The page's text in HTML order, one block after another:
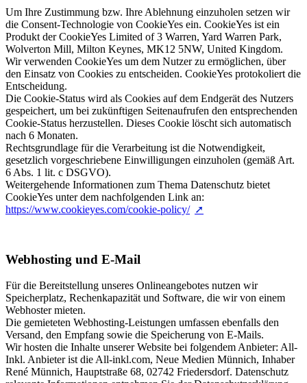
Um Ihre Zustimmung bzw. Ihre Ablehnung einzuholen setzen wir
die Consent-Technologie von CookieYes ein. CookieYes ist ein
Produkt der CookieYes Limited of 3 Warren, Yard Warren Park,
Wolverton Mill, Milton Keynes, MK12 5NW, United Kingdom.
Wir verwenden CookieYes um dem Nutzer zu ermöglichen, über
den Einsatz von Cookies zu entscheiden. CookieYes protokoliert die
Entscheidung.
Die Cookie-Status wird als Cookies auf dem Endgerät des Nutzers
gespeichert, um bei zukünftigen Seitenaufrufen den entsprechenden
Cookie-Status herzustellen. Dieses Cookie löscht sich automatisch
nach 6 Monaten.
Rechtsgrundlage für die Verarbeitung ist die Notwendigkeit,
gesetzlich vorgeschriebene Einwilligungen einzuholen (gemäß Art.
6 Abs. 1 lit. c DSGVO).
Weitergehende Informationen zum Thema Datenschutz bietet
CookieYes unter dem nachfolgenden Link an:
https://www.cookieyes.com/cookie-policy/
Webhosting und E-Mail
Für die Bereitstellung unseres Onlineangebotes nutzen wir
Speicherplatz, Rechenkapazität und Software, die wir von einem
Webhoster mieten.
Die gemieteten Webhosting-Leistungen umfassen ebenfalls den
Versand, den Empfang sowie die Speicherung von E-Mails.
Wir hosten die Inhalte unserer Website bei folgendem Anbieter: All-
Inkl. Anbieter ist die All-inkl.com, Neue Medien Münnich, Inhaber
René Münnich, Hauptstraße 68, 02742 Friedersdorf. Datenschutz